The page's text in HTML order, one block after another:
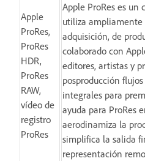
Apple
ProRes,
ProRes
HDR,
ProRes
RAW,
vídeo de
registro
ProRes
Apple ProRes es un
utiliza
adquisición, de
colaborado con
editores, artistas y
posproducción
integrales para
ayuda para ProRes
aerodinamiza la
simplifica la salida
representación